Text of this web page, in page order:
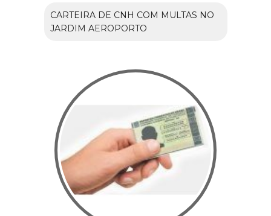
CARTEIRA DE CNH COM MULTAS NO
JARDIM AEROPORTO